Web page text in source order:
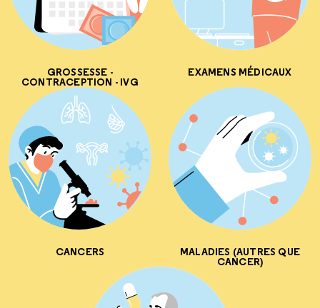
GROSSESSE -
CONTRACEPTION - IVG
EXAMENS MÉDICAUX
CANCERS MALADIES (AUTRES QUE
CANCER)